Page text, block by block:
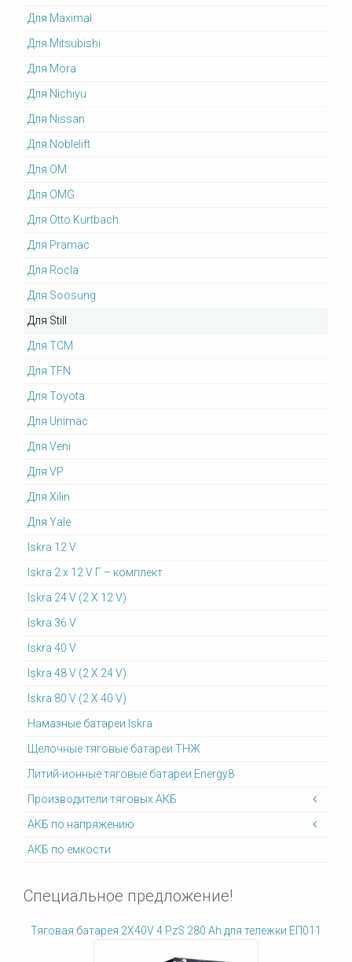
Для Maximal
Для Mitsubishi
Для Mora
Для Nichiyu
Для Nissan
Для Noblelift
Для OM
Для OMG
Для Otto Kurtbach
Для Pramac
Для Rocla
Для Soosung
Для Still
Для TCM
Для TFN
Для Toyota
Для Unimac
Для Veni
Для VP
Для Xilin
Для Yale
Iskra 12 V
Iskra 2 x 12 V Г – комплект
Iskra 24 V (2 X 12 V)
Iskra 36 V
Iskra 40 V
Iskra 48 V (2 X 24 V)
Iskra 80 V (2 X 40 V)
Намазные батареи Iskra
Щелочные тяговые батареи ТНЖ
Литий-ионные тяговые батареи Energy8
Производители тяговых АКБ
АКБ по напряжению
АКБ по емкости
Специальное предложение!
Тяговая батарея 2X40V 4 PzS 280 Ah для тележки ЕП011